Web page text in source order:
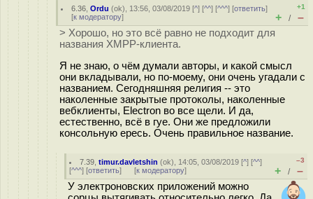
6.36 ,Ordu (ok), 13:56, 03/08/2019 [^] [^^] [^^^] [ответить]
[к модератору]
+1
+ / –
> Хорошо, но это всё равно не подходит для
названия ХМРР-клиента.
Я не знаю, о чём думали авторы, и какой смысл
они вкладывали, но по-моему, они очень угадали с
названием. Сегодняшняя религия -- это
наколенные закрытые протоколы, наколенные
вебклиенты, Electron во все щели. И да,
естественно, всё в гуе. Они же предложили
консольную ересь. Очень правильное название.
7.39 ,timur.davletshin (ok), 14:05, 03/08/2019 [^] [^^]
[^^^] [ответить] [к модератору]
–3
+ / –
У электроновских приложений можно